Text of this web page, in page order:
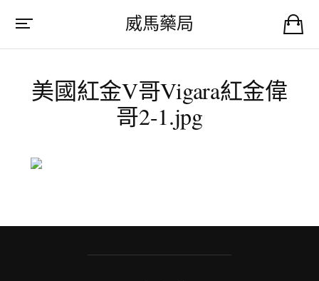
威馬藥局
美國紅金V哥Vigara紅金偉
哥2-1.jpg